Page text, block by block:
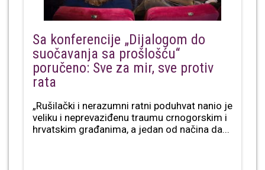
Sa konferencije „Dijalogom do
suočavanja sa prošlošću“
poručeno: Sve za mir, sve protiv
rata
„Rušilački i nerazumni ratni poduhvat nanio je
veliku i neprevaziđenu traumu crnogorskim i
hrvatskim građanima, a jedan od načina da...